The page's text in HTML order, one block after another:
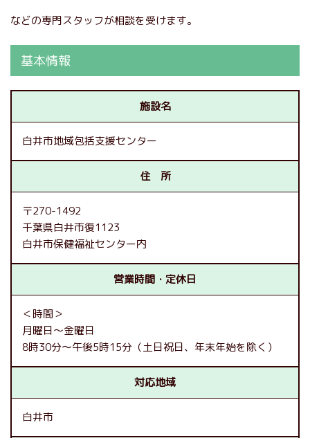
などの専門スタッフが相談を受けます。
基本情報
施設名
白井市地域包括支援センター
住 所
〒270-1492
千葉県白井市復1123
白井市保健福祉センター内
営業時間・定休日
＜時間＞
月曜日～金曜日
8時30分～午後5時15分（土日祝日、年末年始を除く）
対応地域
白井市